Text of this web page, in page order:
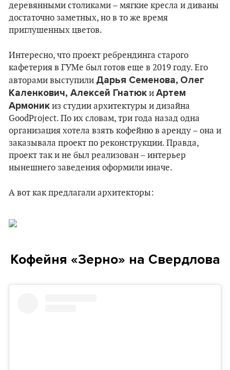
деревянными столиками – мягкие кресла и диваны
достаточно заметных, но в то же время
приглушенных цветов.
Интересно, что проект ребрендинга старого
кафетерия в ГУМе был готов еще в 2019 году. Его
авторами выступили Дарья Семенова, Олег
Каленкович, Алексей Гнатюк и Артем
Армоник из студии архитектуры и дизайна
GoodРroject. По их словам, три года назад одна
организация хотела взять кофейню в аренду – она и
заказывала проект по реконструкции. Правда,
проект так и не был реализован – интерьер
нынешнего заведения оформили иначе.
А вот как предлагали архитекторы:
Кофейня «Зерно» на Свердлова